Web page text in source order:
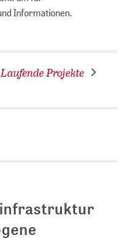
Informationen.
Laufende Projekte